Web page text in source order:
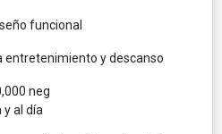
funcional
entretenimiento y descanso
neg
al día